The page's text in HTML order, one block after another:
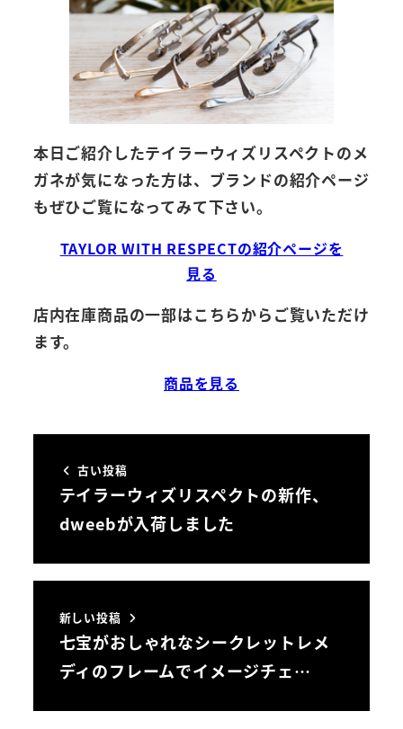
本日ご紹介したテイラーウィズリスペクトのメ
ガネが気になった方は、ブランドの紹介ページ
もぜひご覧になってみて下さい。
TAYLOR WITH RESPECTの紹介ページを
見る
店内在庫商品の一部はこちらからご覧いただけ
ます。
商品を見る
古い投稿
テイラーウィズリスペクトの新作、
dweebが入荷しました
新しい投稿
七宝がおしゃれなシークレットレメ
ディのフレームでイメージチェ…